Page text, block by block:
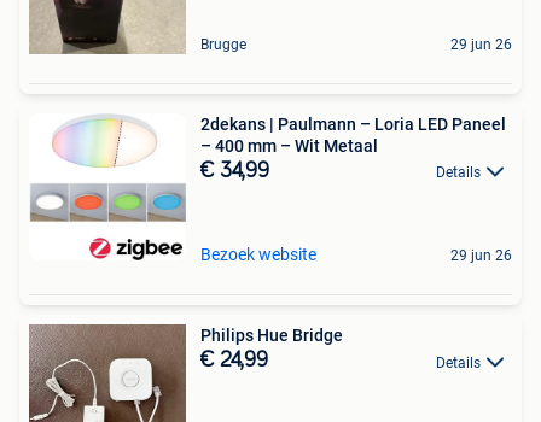
Brugge 29 jun 26
2dekans | Paulmann – Loria LED Paneel
– 400 mm – Wit Metaal
€ 34,99 Details
Bezoek website 29 jun 26
Philips Hue Bridge
€ 24,99 Details